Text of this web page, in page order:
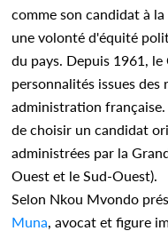
comme son candidat à
une volonté d'équité
du pays. Depuis 1961,
personnalités issues des
administration
de choisir un candidat
administrées par la
Ouest et le Sud-Ouest).
Selon Nkou Mvondo
Muna, avocat et figure